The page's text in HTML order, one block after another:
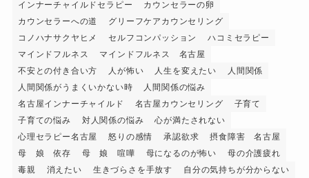
インナーチャイルドセラピー
カウンセラーの卵
カウンセラーへの道
グリーフケアカウンセリング
コノハナサクヤヒメ
セルフコンパッション
ハコミセラピー
マインドフルネス
マインドフルネス 名古屋
不安との付き合い方
人が怖い 人生を変えたい
人間関係
人間関係がうまくいかない時
人間関係の悩み
名古屋インナーチャイルド
名古屋カウンセリング
子育て
子育ての悩み
対人関係の悩み
心が満たされない
心理セラピー名古屋
怒りの感情 承認欲求
摂食障害 名古屋
母 娘 依存
母 娘 喧嘩 母になるのが怖い
母の介護疲れ
毒親
消えたい 生きづらさを手放す
自分の気持ちが分からない